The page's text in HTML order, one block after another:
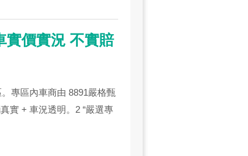
實價實況 不實賠
專區內車商由 8891嚴格甄
實 + 車況透明。2 “嚴選專